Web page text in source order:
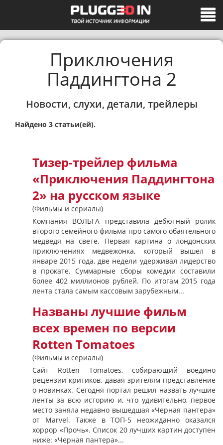
Приключения
Паддингтона 2
Новости, слухи, детали, трейлеры
Найдено 3 статьи(ей).
Тизер-трейлер фильма
«Приключения Паддингтона
2» на русском языке
(Фильмы и сериалы)
Компания ВОЛЬГА представила дебютный ролик
второго семейного фильма про самого обаятельного
медведя на свете. Первая картина о лондонских
приключениях медвежонка, который вышел в
январе 2015 года, две недели удерживал лидерство
в прокате. Суммарные сборы комедии составили
более 402 миллионов рублей. По итогам 2015 года
лента стала самым кассовым зарубежным...
Названы лучшие фильм
всех времен по версии
Rotten Tomatoes
(Фильмы и сериалы)
Сайт Rotten Tomatoes, собирающий воедино
рецензии критиков, давая зрителям представление
о новинках. Сегодня портал решил назвать лучшие
ленты за всю историю и, что удивительно, первое
место заняла недавно вышедшая «Черная пантера»
от Marvel. Также в ТОП-5 неожиданно оказался
хоррор «Прочь». Список 20 лучших картин доступен
ниже: «Черная пантера»...